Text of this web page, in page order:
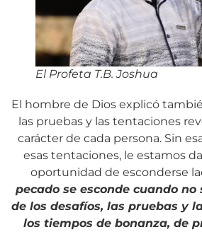
El Profeta T.B. Joshua
El hombre de Dios explicó
las pruebas y las tentaciones
carácter de cada persona. Sin
esas tentaciones, le estamos
oportunidad de esconderse
pecado se esconde cuando
de los desafíos, las pruebas y
los tiempos de bonanza, de